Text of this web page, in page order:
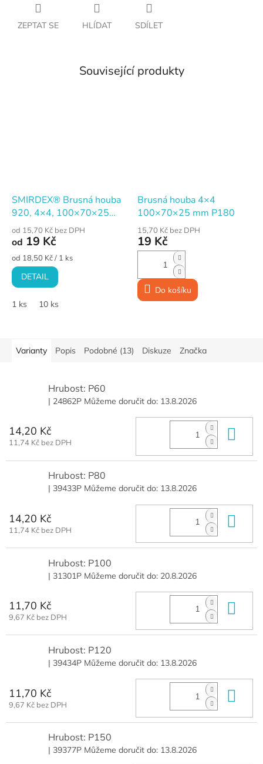
ZEPTAT SE HLÍDAT SDÍLET
Související produkty
SMIRDEX® Brusná houba
920, 4×4, 100×70×25
mm, P150 (VERY FINE)
od 15,70 Kč bez DPH
od 19 Kč
Měrná
cena:
od 18,50 Kč / 1 ks
DETAIL
1 ks 10 ks
Brusná houba 4×4
100×70×25 mm P180
15,70 Kč bez DPH
19 Kč
Do košíku
Varianty Popis Podobné (13) Diskuze Značka
Hrubost: P60
| 24862P Můžeme doručit do: 13.8.2026
14,20 Kč
11,74 Kč bez DPH
Hrubost: P80
| 39433P Můžeme doručit do: 13.8.2026
14,20 Kč
11,74 Kč bez DPH
Hrubost: P100
| 31301P Můžeme doručit do: 20.8.2026
11,70 Kč
9,67 Kč bez DPH
Hrubost: P120
| 39434P Můžeme doručit do: 13.8.2026
11,70 Kč
9,67 Kč bez DPH
Hrubost: P150
| 39377P Můžeme doručit do: 13.8.2026